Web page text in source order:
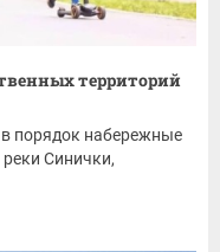
территорий
в порядок набережные
Синички,